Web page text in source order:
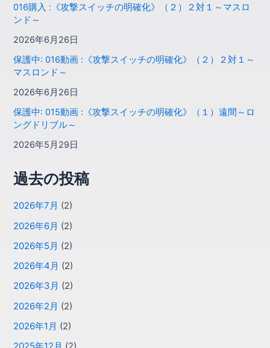
016購入 :《攻撃スイッチの明確化》（２）２対１～マスロ
ンド～
2026年6月26日
保護中: 016動画 :《攻撃スイッチの明確化》（２）２対１～
マスロンド～
2026年6月26日
保護中: 015動画 :《攻撃スイッチの明確化》（１）遠間～ロ
ングドリブル～
2026年5月29日
過去の投稿
2026年7月 (2)
2026年6月 (2)
2026年5月 (2)
2026年4月 (2)
2026年3月 (2)
2026年2月 (2)
2026年1月 (2)